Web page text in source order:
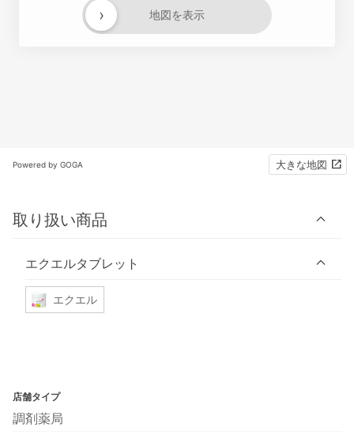
地図を表示
›
Powered by GOGA 大きな地図
取り扱い商品
エクエルタブレット
エクエル
店舗タイプ
調剤薬局